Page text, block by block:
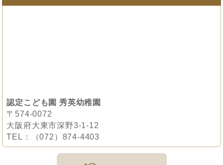
認定こども園 秀英幼稚園
〒574-0072
大阪府大東市深野3-1-12
TEL：（072）874-4403